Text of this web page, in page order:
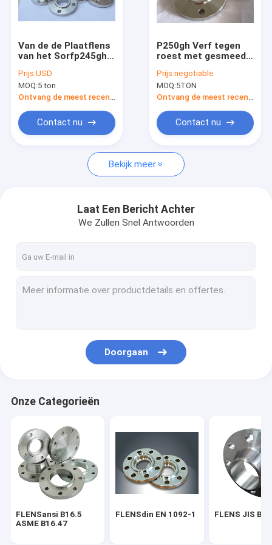
Fabrieksreis
Nieuws
Gevallen
FLENSansi B16.5 ASME B16.47
FLENS JIS B2220
FLENSgost 33259
EN 10253 VAN DE PIJPmontage DIN
HET T-STUK VAN DE STAALpijp
Het Reductiemiddel van de staalpijp
Staalpijp GLB
FROGED-MONTAGE ASME B16.11
Van de de Plaatflens
van het Sorfp245gh
Grootte 1/2“ - 80“
Pn10 Pn16 Pn25 Pn63
Pn100
Prijs:USD
MOQ:5 ton
Ontvang de meest recente Prijs
Contact nu
P250gh Verf tegen
roest met gesmeed
Prijs:negotiable
MOQ:5TON
Ontvang de meest recente Prijs
Contact nu
Bekijk meer
Laat Een Bericht Achter
We Zullen Snel Antwoorden
Doorgaan
Onze Categorieën
FLENSansi B16.5
ASME B16.47
FLENSdin EN 1092-1 FLENS JIS